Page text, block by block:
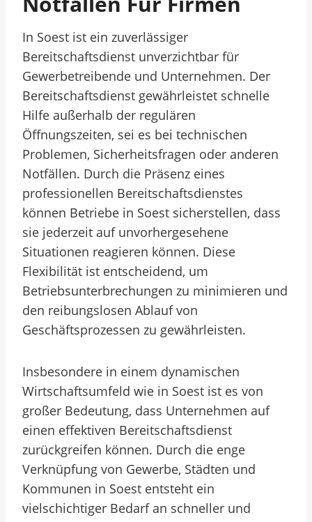
In Soest ist ein zuverlässiger
Bereitschaftsdienst unverzichtbar für
Gewerbetreibende und Unternehmen. Der
Bereitschaftsdienst gewährleistet schnelle
Hilfe außerhalb der regulären
Öffnungszeiten, sei es bei technischen
Problemen, Sicherheitsfragen oder anderen
Notfällen. Durch die Präsenz eines
professionellen Bereitschaftsdienstes
können Betriebe in Soest sicherstellen, dass
sie jederzeit auf unvorhergesehene
Situationen reagieren können. Diese
Flexibilität ist entscheidend, um
Betriebsunterbrechungen zu minimieren und
den reibungslosen Ablauf von
Geschäftsprozessen zu gewährleisten.
Insbesondere in einem dynamischen
Wirtschaftsumfeld wie in Soest ist es von
großer Bedeutung, dass Unternehmen auf
einen effektiven Bereitschaftsdienst
zurückgreifen können. Durch die enge
Verknüpfung von Gewerbe, Städten und
Kommunen in Soest entsteht ein
vielschichtiger Bedarf an schneller und